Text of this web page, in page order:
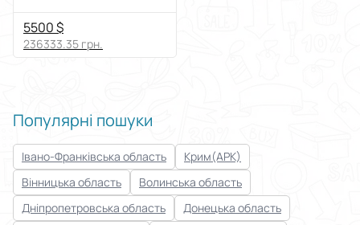
5500 $
236333.35 грн.
Популярні пошуки
Івано-Франківська область
Крим(АРК)
Вінницька область
Волинська область
Дніпропетровська область
Донецька область